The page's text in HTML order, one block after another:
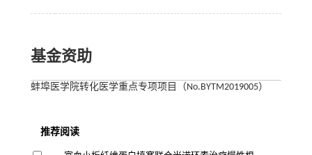
基金资助
蚌埠医学院转化医学重点专项项目（No.BYTM2019005）